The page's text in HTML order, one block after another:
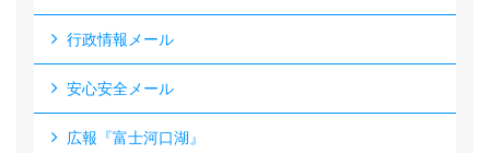
行政情報メール
安心安全メール
広報『富士河口湖』